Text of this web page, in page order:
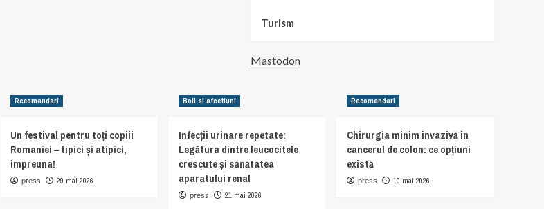
Turism
Mastodon
Recomandari
Un festival pentru toți copiii
Romaniei – tipici și atipici,
impreuna!
press 29 mai 2026
Boli si afectiuni
Infecții urinare repetate:
Legătura dintre leucocitele
crescute și sănătatea
aparatului renal
press 21 mai 2026
Recomandari
Chirurgia minim invazivă în
cancerul de colon: ce opțiuni
există
press 10 mai 2026